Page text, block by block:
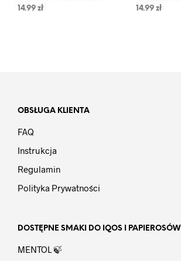
14.99 zł 14.99 zł
OBSŁUGA KLIENTA
FAQ
Instrukcja
Regulamin
Polityka Prywatności
DOSTĘPNE SMAKI DO IQOS I PAPIEROSÓW
MENTOL 🍃